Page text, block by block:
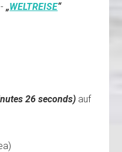
-„WELTREISE“
27 seconds) auf